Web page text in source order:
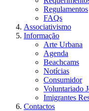
Regulamentos
FAQs
Associativismo
Informação
Arte Urbana
Agenda
Beachcams
Notícias
Consumidor
Voluntariado
Imigrantes
Contactos